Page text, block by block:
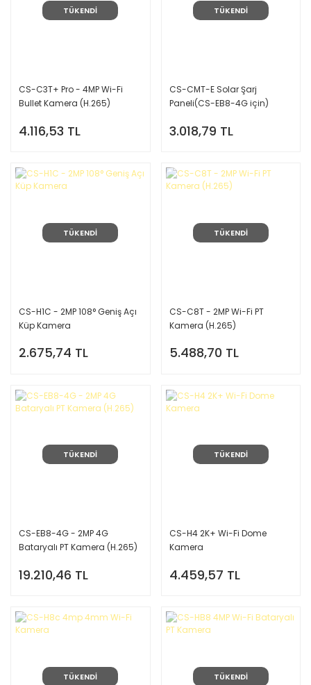
TÜKENDİ
CS-C3T+ Pro - 4MP Wi-Fi
Bullet Kamera (H.265)
4.116,53 TL
TÜKENDİ
CS-CMT-E Solar Şarj
Paneli(CS-EB8-4G için)
3.018,79 TL
TÜKENDİ
CS-H1C - 2MP 108° Geniş Açı
Küp Kamera
2.675,74 TL
TÜKENDİ
CS-C8T - 2MP Wi-Fi PT
Kamera (H.265)
5.488,70 TL
TÜKENDİ
CS-EB8-4G - 2MP 4G
Bataryalı PT Kamera (H.265)
19.210,46 TL
TÜKENDİ
CS-H4 2K+ Wi-Fi Dome
Kamera
4.459,57 TL
TÜKENDİ TÜKENDİ